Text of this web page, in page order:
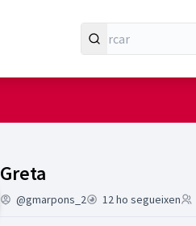
Greta
Activitat (Greta)
@gmarpons_2 12 ho segueixen